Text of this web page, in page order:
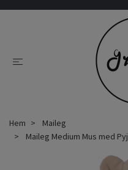
Hem
Maileg
Maileg Medium Mus med